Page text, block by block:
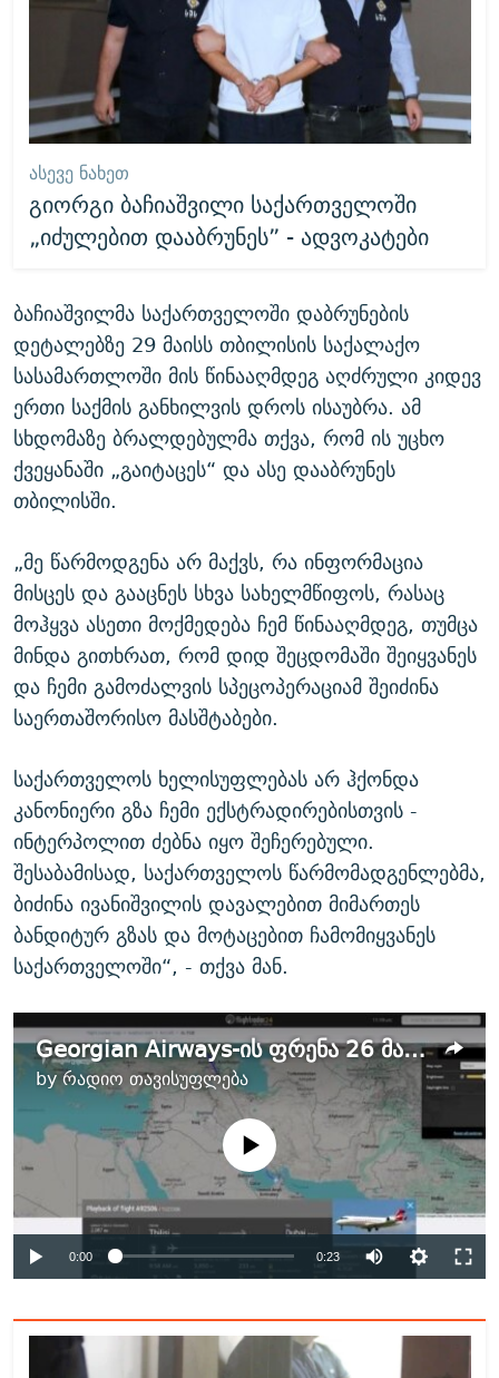
ᲐᲡᲔᲕᲔ ᲜᲐᲮᲔᲗ
გიორგი ბაჩიაშვილი საქართველოში
„იძულებით დააბრუნეს” - ადვოკატები
ბაჩიაშვილმა საქართველოში დაბრუნების
დეტალებზე 29 მაისს თბილისის საქალაქო
სასამართლოში მის წინააღმდეგ აღძრული კიდევ
ერთი საქმის განხილვის დროს ისაუბრა. ამ
სხდომაზე ბრალდებულმა თქვა, რომ ის უცხო
ქვეყანაში „გაიტაცეს“ და ასე დააბრუნეს
თბილისში.
„მე წარმოდგენა არ მაქვს, რა ინფორმაცია
მისცეს და გააცნეს სხვა სახელმწიფოს, რასაც
მოჰყვა ასეთი მოქმედება ჩემ წინააღმდეგ, თუმცა
მინდა გითხრათ, რომ დიდ შეცდომაში შეიყვანეს
და ჩემი გამოძალვის სპეცოპერაციამ შეიძინა
საერთაშორისო მასშტაბები.
საქართველოს ხელისუფლებას არ ჰქონდა
კანონიერი გზა ჩემი ექსტრადირებისთვის -
ინტერპოლით ძებნა იყო შეჩერებული.
შესაბამისად, საქართველოს წარმომადგენლებმა,
ბიძინა ივანიშვილის დავალებით მიმართეს
ბანდიტურ გზას და მოტაცებით ჩამომიყვანეს
საქართველოში“, - თქვა მან.
Georgian Airways-ის ფრენა 26 მაისს
byრადიო თავისუფლება
240p 360p 480p
No media source currently
available
0:00 0:23
360p